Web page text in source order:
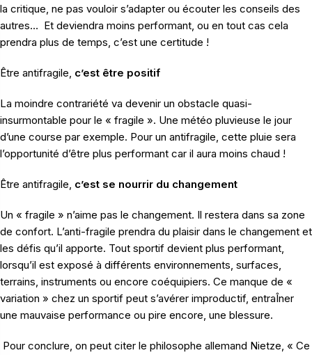
la critique, ne pas vouloir s’adapter ou écouter les conseils des
autres… Et deviendra moins performant, ou en tout cas cela
prendra plus de temps, c’est une certitude !
Être antifragile, c’est être positif
La moindre contrariété va devenir un obstacle quasi-
insurmontable pour le « fragile ». Une météo pluvieuse le jour
d’une course par exemple. Pour un antifragile, cette pluie sera
l’opportunité d’être plus performant car il aura moins chaud !
Être antifragile, c’est se nourrir du changement
Un « fragile » n’aime pas le changement. Il restera dans sa zone
de confort. L’anti-fragile prendra du plaisir dans le changement et
les défis qu’il apporte. Tout sportif devient plus performant,
lorsqu’il est exposé à différents environnements, surfaces,
terrains, instruments ou encore coéquipiers. Ce manque de «
variation » chez un sportif peut s’avérer improductif, entraÎner
une mauvaise performance ou pire encore, une blessure.
Pour conclure, on peut citer le philosophe allemand Nietze, « Ce